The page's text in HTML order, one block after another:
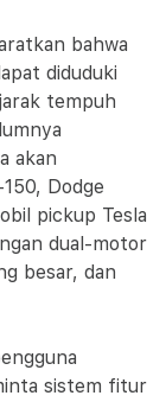
bahwa
diduduki
tempuh
akan
Dodge
pickup Tesla
dual-motor
besar, dan
sistem fitur